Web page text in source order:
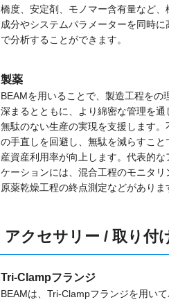
橋度、安定剤、モノマー含有量など、
成分やシステムパラメーターを同時に
で分析することができます。
製薬
BEAMを用いることで、製造工程をの
深まるとともに、より綿密な管理を通
無駄のない生産の実現を支援します。
の手直しを回避し、無駄を減らすこと
産資産利用率が向上します。代表的な
ケーションには、混合工程のモニタリ
原薬乾燥工程の終点測定などがありま
アクセサリー / 取り付
Tri-Clampフランジ
BEAMは、Tri-Clampフランジを用い